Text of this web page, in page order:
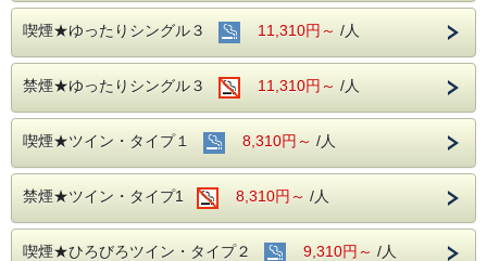
★本プランは19：30までにチェックイン可能なお客様専用
のプランでございます。
営業時間外でのご利用はできかねますので、あらかじめご了
承ください。
なお、チェックイン時間を過ぎた場合やご利用いただけなか
った場合でも、返金はいたしかねますので、併せてご了承く
ださいますようお願い申し上げます。
【朝食】
《お料理》
ドリンクバーつき
喫煙★ゆったりシングル３ 11,310円～ /人
禁煙★ゆったりシングル３ 11,310円～ /人
喫煙★ツイン・タイプ１ 8,310円～ /人
禁煙★ツイン・タイプ1 8,310円～ /人
喫煙★ひろびろツイン・タイプ２ 9,310円～ /人